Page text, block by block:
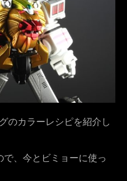
のカラーレシピを紹介し
、今とビミョーに使っ